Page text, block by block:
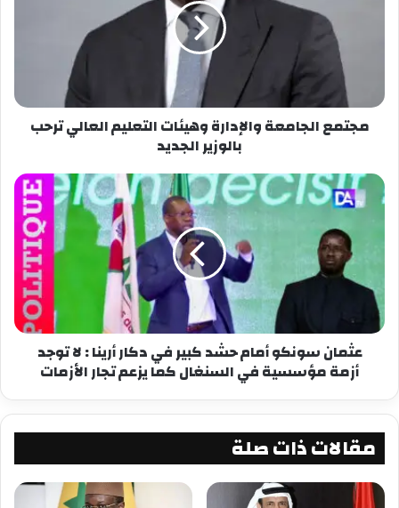
وشدد الرئيس بارو على أن الحكومة ملتزمة بإيجاد
حلول للتحديات الحالية في قطاع الكهرباء والعمل
على تحسين موثوقية إمدادات الطاقة في مختلف
أنحاء البلاد.
المصدر – أخبار غامبيا من مقابلة مع الصحفي عليو
سيسي
فيس بوك X
معجب بهذه:
مجتمع الجامعة والإدارة وهيئات التعليم العالي ترحب
بالوزير الجديد
عثمان سونكو أمام حشد كبير في دكار أرينا : لا توجد
أزمة مؤسسية في السنغال كما يزعم تجار الأزمات
مقالات ذات صلة